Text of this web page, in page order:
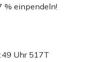
% einpendeln!
Uhr 517T